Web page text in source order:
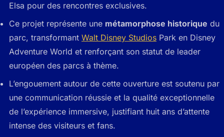
Elsa pour des rencontres exclusives.
Ce projet représente une métamorphose historique du
parc, transformant Walt Disney Studios Park en Disney
Adventure World et renforçant son statut de leader
européen des parcs à thème.
L’engouement autour de cette ouverture est soutenu par
une communication réussie et la qualité exceptionnelle
de l’expérience immersive, justifiant huit ans d’attente
intense des visiteurs et fans.